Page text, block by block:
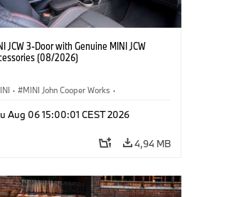
JCW 3-Door with Genuine MINI JCW
(08/2026)
· MINI John Cooper Works ·
εξοπλισμός, αξεσουάρ
Aug 06 15:00:01 CEST 2026
4,94 MB